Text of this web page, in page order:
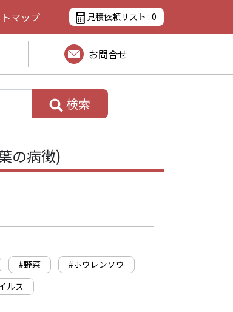
マップ 見積依頼リスト : 0
お問合せ
検索
の病徴)
#野菜
#ホウレンソウ
ルス